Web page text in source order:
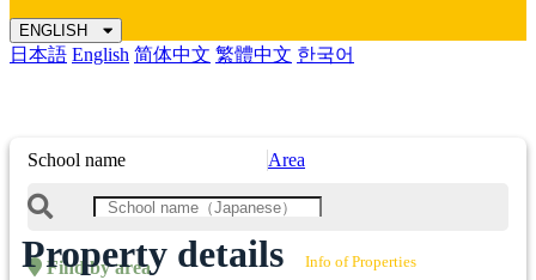
ENGLISH
日本語 English 简体中文 繁體中文 한국어
School name Area
Find by area
Property details Info of Properties